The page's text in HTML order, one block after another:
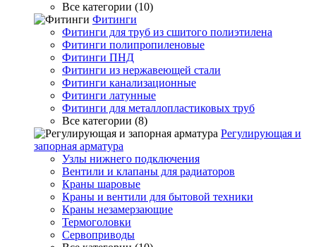
Все категории (10)
Фитинги
Фитинги для труб из сшитого полиэтилена
Фитинги полипропиленовые
Фитинги ПНД
Фитинги из нержавеющей стали
Фитинги канализационные
Фитинги латунные
Фитинги для металлопластиковых труб
Все категории (8)
Регулирующая и
запорная арматура
Узлы нижнего подключения
Вентили и клапаны для радиаторов
Краны шаровые
Краны и вентили для бытовой техники
Краны незамерзающие
Термоголовки
Сервоприводы